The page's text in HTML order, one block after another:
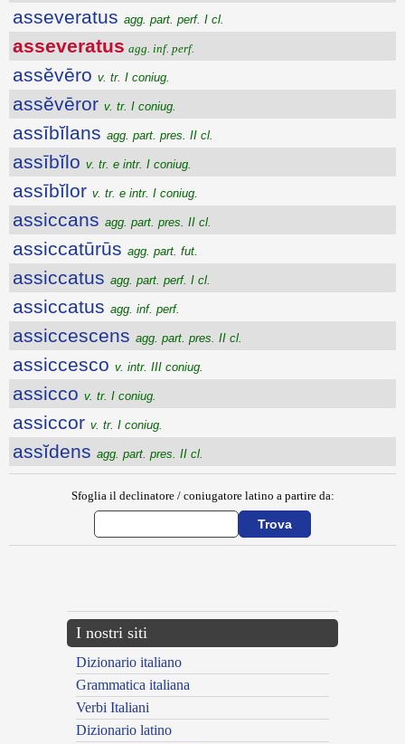
asseveratus agg. part. perf. I cl.
asseveratus agg. inf. perf.
assĕvēro v. tr. I coniug.
assĕvēror v. tr. I coniug.
assībĭlans agg. part. pres. II cl.
assībĭlo v. tr. e intr. I coniug.
assībĭlor v. tr. e intr. I coniug.
assiccans agg. part. pres. II cl.
assiccatūrūs agg. part. fut.
assiccatus agg. part. perf. I cl.
assiccatus agg. inf. perf.
assiccescens agg. part. pres. II cl.
assiccesco v. intr. III coniug.
assicco v. tr. I coniug.
assiccor v. tr. I coniug.
assĭdens agg. part. pres. II cl.
Sfoglia il declinatore / coniugatore latino a partire da:
I nostri siti
Dizionario italiano
Grammatica italiana
Verbi Italiani
Dizionario latino